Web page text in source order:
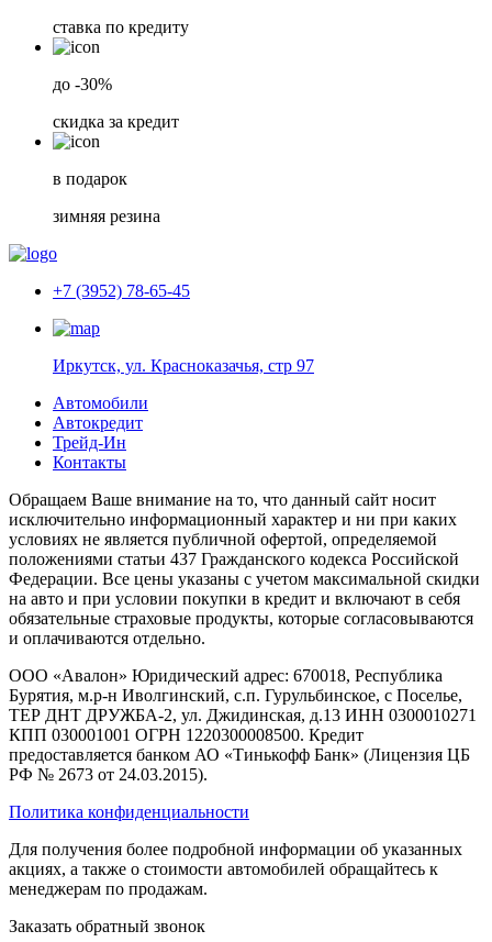
ставка по кредиту
до -30%
скидка за кредит
в подарок
зимняя резина
+7 (3952) 78-65-45
Иркутск, ул. Красноказачья, стр 97
Автомобили
Автокредит
Трейд-Ин
Контакты
Обращаем Ваше внимание на то, что данный сайт носит
исключительно информационный характер и ни при каких
условиях не является публичной офертой, определяемой
положениями статьи 437 Гражданского кодекса Российской
Федерации. Все цены указаны с учетом максимальной скидки
на авто и при условии покупки в кредит и включают в себя
обязательные страховые продукты, которые согласовываются
и оплачиваются отдельно.
ООО «Авалон» Юридический адрес: 670018, Республика
Бурятия, м.р-н Иволгинский, с.п. Гурульбинское, с Поселье,
ТЕР ДНТ ДРУЖБА-2, ул. Джидинская, д.13 ИНН 0300010271
КПП 030001001 ОГРН 1220300008500. Кредит
предоставляется банком АО «Тинькофф Банк» (Лицензия ЦБ
РФ № 2673 от 24.03.2015).
Политика конфиденциальности
Для получения более подробной информации об указанных
акциях, а также о стоимости автомобилей обращайтесь к
менеджерам по продажам.
Заказать обратный звонок